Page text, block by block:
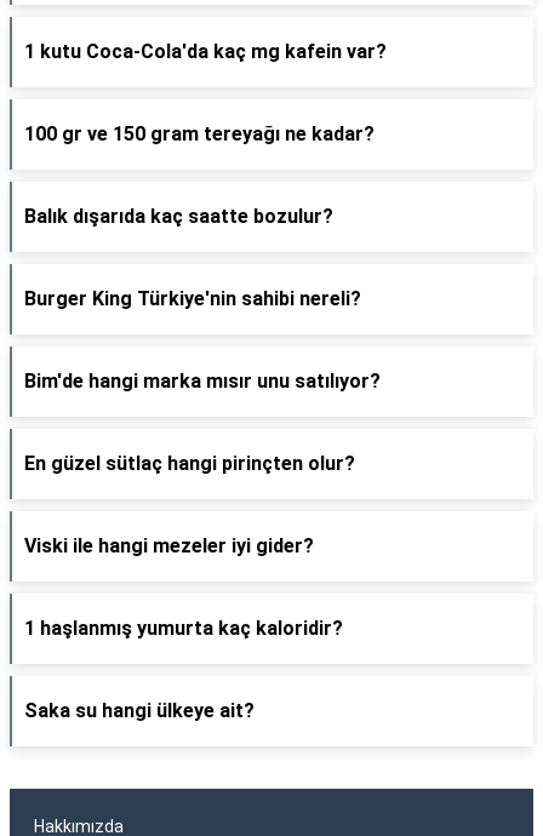
1 kutu Coca-Cola'da kaç mg kafein var?
100 gr ve 150 gram tereyağı ne kadar?
Balık dışarıda kaç saatte bozulur?
Burger King Türkiye'nin sahibi nereli?
Bim'de hangi marka mısır unu satılıyor?
En güzel sütlaç hangi pirinçten olur?
Viski ile hangi mezeler iyi gider?
1 haşlanmış yumurta kaç kaloridir?
Saka su hangi ülkeye ait?
Hakkımızda